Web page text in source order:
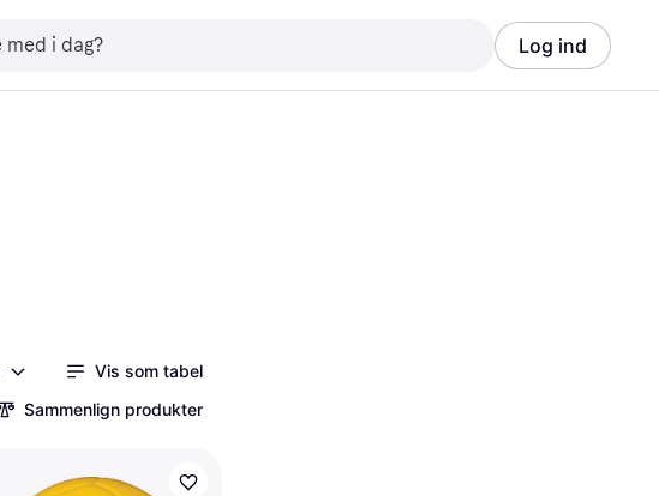
Log ind
Vis som tabel
Sammenlign produkter